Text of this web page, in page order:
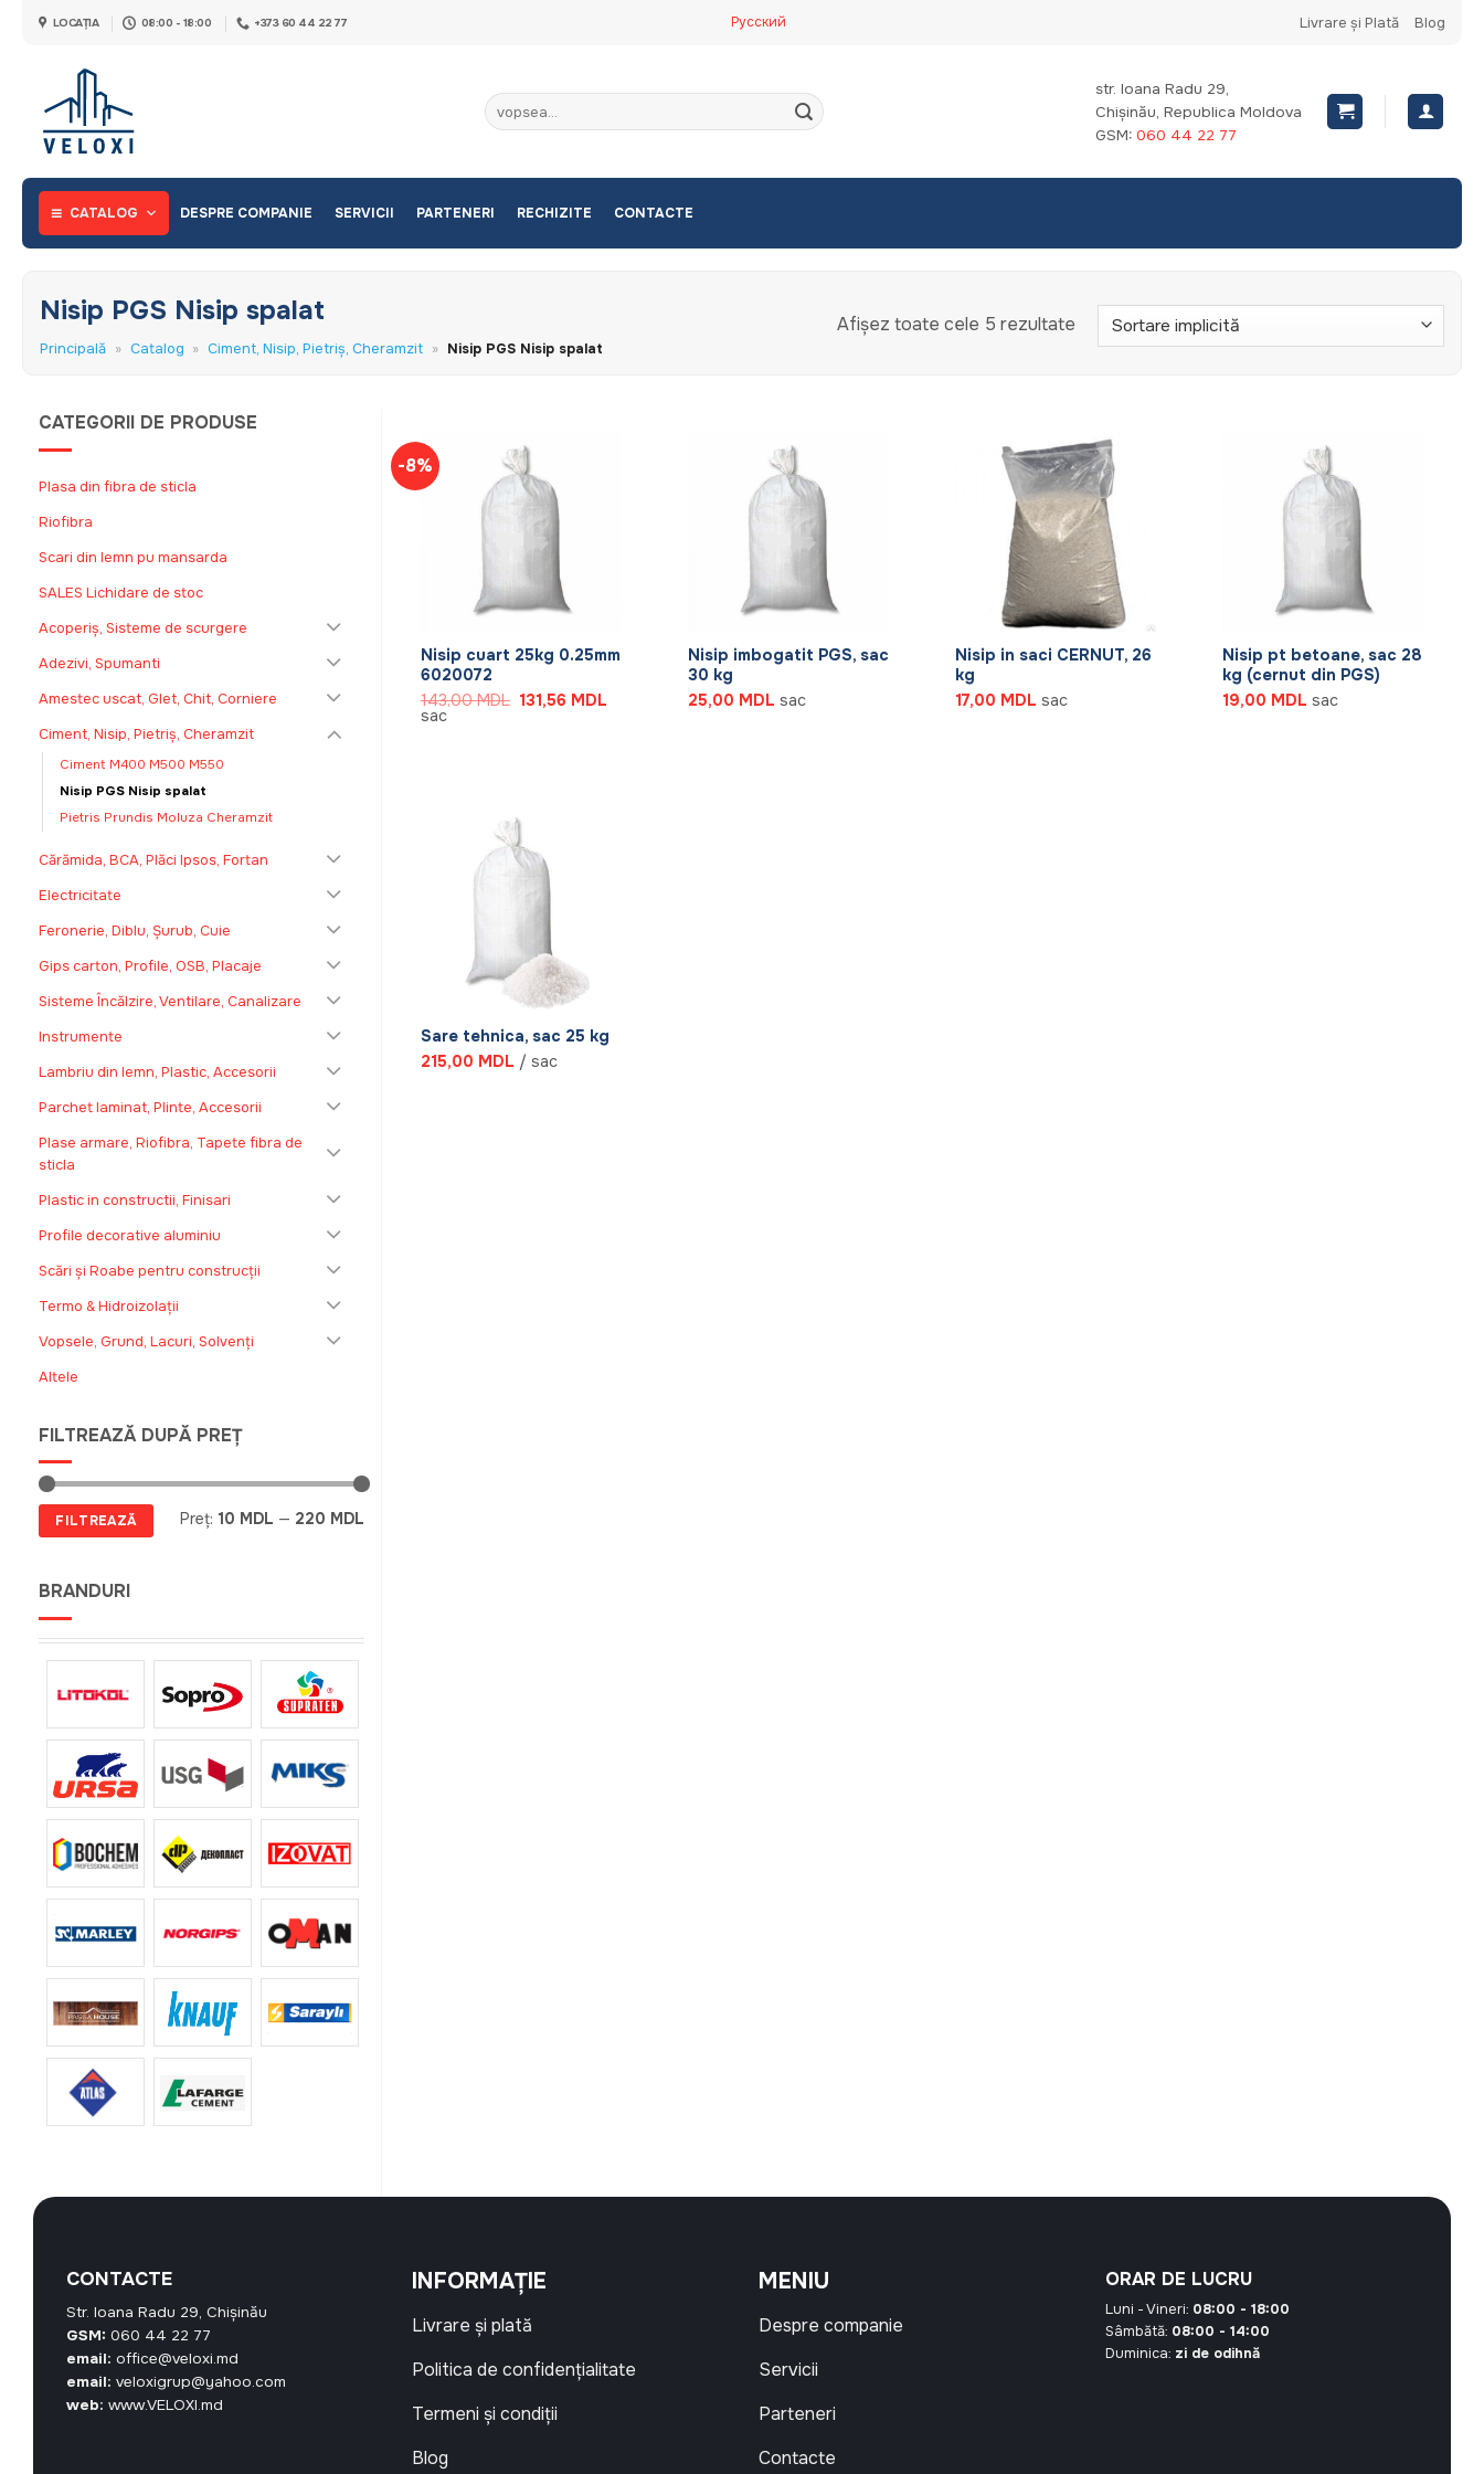
LOCAȚIA 08:00 - 18:00 +373 60 44 22 77 Русский Livrare și Plată Blog
Caută
după:
str. Ioana Radu 29,
Chișinău, Republica Moldova
GSM: 060 44 22 77
CATALOG DESPRE COMPANIE SERVICII PARTENERI RECHIZITE CONTACTE
Nisip PGS Nisip spalat
Principală » Catalog » Ciment, Nisip, Pietriș, Cheramzit » Nisip PGS Nisip spalat
Afișez toate cele 5 rezultate
CATEGORII DE PRODUSE
Plasa din fibra de sticla
Riofibra
Scari din lemn pu mansarda
SALES Lichidare de stoc
Acoperiș, Sisteme de scurgere
Adezivi, Spumanti
Amestec uscat, Glet, Chit, Corniere
Ciment, Nisip, Pietriș, Cheramzit
Ciment M400 M500 M550
Nisip PGS Nisip spalat
Pietris Prundis Moluza Cheramzit
Cărămida, BCA, Plăci Ipsos, Fortan
Electricitate
Feronerie, Diblu, Șurub, Cuie
Gips carton, Profile, OSB, Placaje
Sisteme Încălzire, Ventilare, Canalizare
Instrumente
Lambriu din lemn, Plastic, Accesorii
Parchet laminat, Plinte, Accesorii
Plase armare, Riofibra, Tapete fibra de
sticla
Plastic in constructii, Finisari
Profile decorative aluminiu
Scări și Roabe pentru construcții
Termo & Hidroizolații
Vopsele, Grund, Lacuri, Solvenți
Altele
FILTREAZĂ DUPĂ PREȚ
Preț
minim
Preț
maxim
FILTREAZĂ Preț: 10 MDL — 220 MDL
BRANDURI
-8%
Nisip cuart 25kg 0.25mm
6020072
143,00MDL Prețul
inițial
131,56 MDL
sac
Nisip imbogatit PGS, sac
30 kg
25,00 MDL sac
Nisip in saci CERNUT, 26
kg
17,00 MDL sac
Nisip pt betoane, sac 28
kg (cernut din PGS)
19,00 MDL sac
Sare tehnica, sac 25 kg
215,00 MDL / sac
CONTACTE
Str. Ioana Radu 29, Chișinău
GSM: 060 44 22 77
email: office@veloxi.md
email: veloxigrup@yahoo.com
web: www.VELOXI.md
INFORMAȚIE
Livrare și plată
Politica de confidențialitate
Termeni și condiții
Blog
MENIU
Despre companie
Servicii
Parteneri
Contacte
ORAR DE LUCRU
Luni - Vineri: 08:00 - 18:00
Sâmbătă: 08:00 - 14:00
Duminica: zi de odihnă